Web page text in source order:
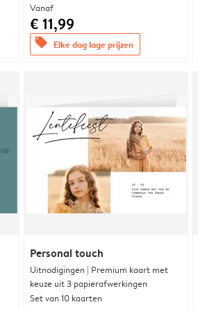
Vanaf
€ 11,99
offers Elke dag lage prijzen
Personal touch
Uitnodigingen | Premium kaart met
keuze uit 3 papierafwerkingen
Set van 10 kaarten